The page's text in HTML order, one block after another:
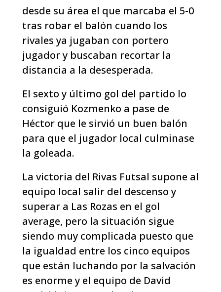
desde su área el que marcaba el 5-0
tras robar el balón cuando los
rivales ya jugaban con portero
jugador y buscaban recortar la
distancia a la desesperada.
El sexto y último gol del partido lo
consiguió Kozmenko a pase de
Héctor que le sirvió un buen balón
para que el jugador local culminase
la goleada.
La victoria del Rivas Futsal supone al
equipo local salir del descenso y
superar a Las Rozas en el gol
average, pero la situación sigue
siendo muy complicada puesto que
la igualdad entre los cinco equipos
que están luchando por la salvación
es enorme y el equipo de David